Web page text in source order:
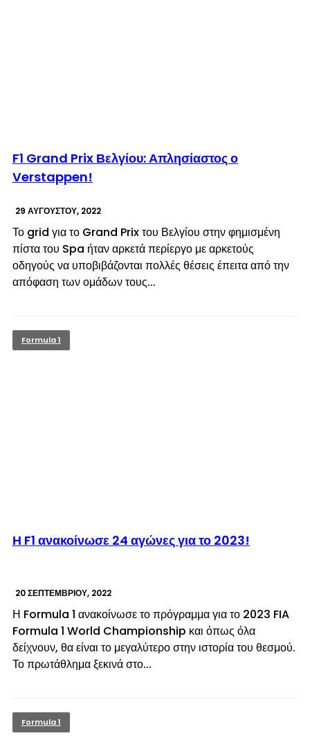
F1 Grand Prix Βελγίου: Απλησίαστος ο
Verstappen!
29 ΑΥΓΟΎΣΤΟΥ, 2022
Το grid για το Grand Prix του Βελγίου στην φημισμένη
πίστα του Spa ήταν αρκετά περίεργο με αρκετούς
οδηγούς να υποβιβάζονται πολλές θέσεις έπειτα από την
απόφαση των ομάδων τους...
Formula 1
Η F1 ανακοίνωσε 24 αγώνες για το 2023!
20 ΣΕΠΤΕΜΒΡΊΟΥ, 2022
Η Formula 1 ανακοίνωσε το πρόγραμμα για το 2023 FIA
Formula 1 World Championship και όπως όλα
δείχνουν, θα είναι το μεγαλύτερο στην ιστορία του θεσμού.
Το πρωτάθλημα ξεκινά στο...
Formula 1